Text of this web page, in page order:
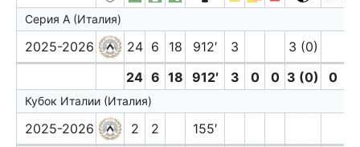
Серия А (Италия)
2025-2026 24 6 18 912′ 3
3 (0)
24 6 18 912′ 3 0 0 3 (0) 0
Кубок Италии (Италия)
2025-2026 2 2
155′